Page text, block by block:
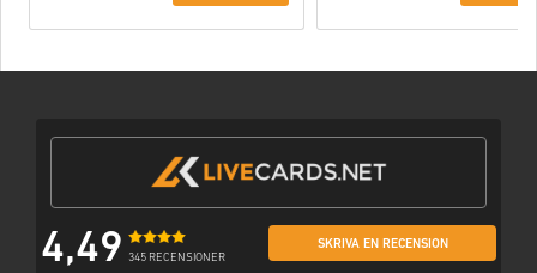
4,49 345 RECENSIONER
SKRIVA EN RECENSION